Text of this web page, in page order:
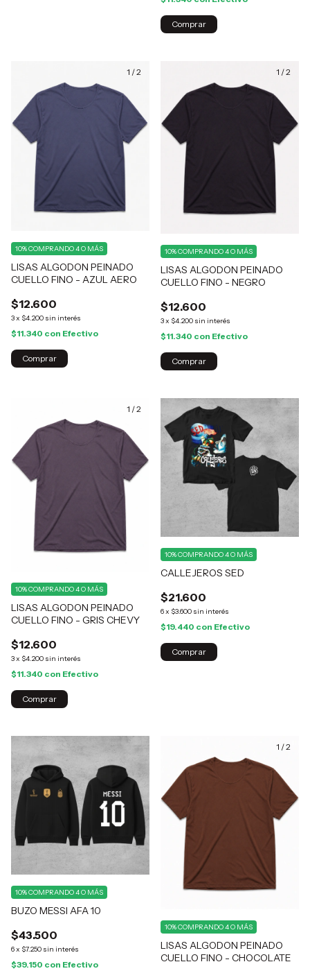
Comprar
1 /2
LISAS ALGODON PEINADO
CUELLO FINO - AZUL AERO
$12.600
3x $4.200 sin interés
10%COMPRANDO 4 O MÁS
$11.340 con Efectivo
Comprar
1 /2
LISAS ALGODON PEINADO
CUELLO FINO - NEGRO
$12.600
3x $4.200 sin interés
10%COMPRANDO 4 O MÁS
$11.340 con Efectivo
Comprar
1 /2
LISAS ALGODON PEINADO
CUELLO FINO - GRIS CHEVY
$12.600
3x $4.200 sin interés
10%COMPRANDO 4 O MÁS
$11.340 con Efectivo
Comprar
CALLEJEROS SED
$21.600
6x $3.600 sin interés
10%COMPRANDO 4 O MÁS
$19.440 con Efectivo
Comprar
BUZO MESSI AFA 10
$43.500
6x $7.250 sin interés
10%COMPRANDO 4 O MÁS
$39.150 con Efectivo
1 /2
LISAS ALGODON PEINADO
CUELLO FINO - CHOCOLATE
10%COMPRANDO 4 O MÁS